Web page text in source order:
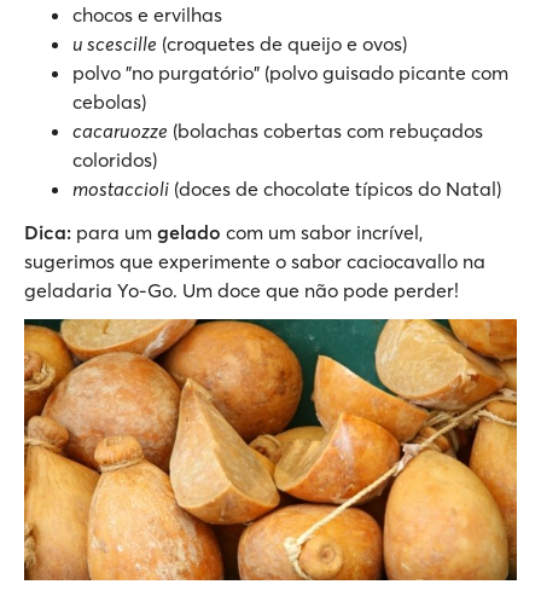
chocos e ervilhas
u scescille (croquetes de queijo e ovos)
polvo "no purgatório" (polvo guisado picante com
cebolas)
cacaruozze (bolachas cobertas com rebuçados
coloridos)
mostaccioli (doces de chocolate típicos do Natal)
Dica: para um gelado com um sabor incrível,
sugerimos que experimente o sabor caciocavallo na
geladaria Yo-Go. Um doce que não pode perder!